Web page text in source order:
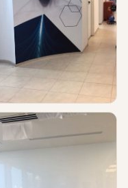
טפטים ומדבקות קיר בעסקים